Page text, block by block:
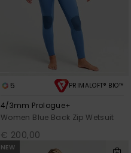
5 PRIMALOFT® BIO™
4/3mm Prologue+
Women Blue Back Zip Wetsuit
€ 200,00
NEW